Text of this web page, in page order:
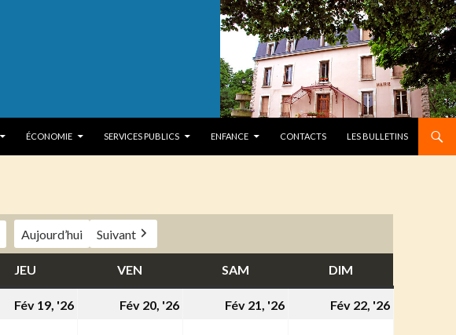
ÉCONOMIE SERVICES PUBLICS ENFANCE CONTACTS LES BULLETINS
Aujourd’hui Suivant
JEU VEN SAM DIM
Fév 19, '26 Fév 20, '26 Fév 21, '26 Fév 22, '26